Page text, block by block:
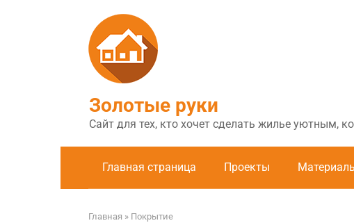
Золотые руки
Сайт для тех, кто хочет сделать жилье уютным,
Главная страница Проекты
Главная » Покрытие